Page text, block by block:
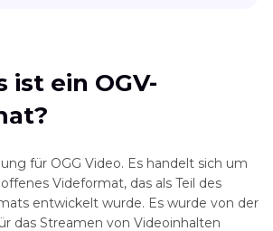
OGV-Dateien
von OGV-Dateien
ist ein OGV-
für OGG Video. Es handelt sich um
Videformat, das als Teil des
entwickelt wurde. Es wurde von der
das Streamen von Videoinhalten